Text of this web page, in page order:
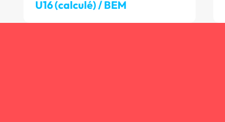
U16 (calculé) / BEM